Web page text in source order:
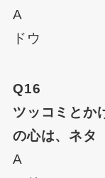
A
ドウ
Q16
ツッコミとか
の心は、ネタ
A